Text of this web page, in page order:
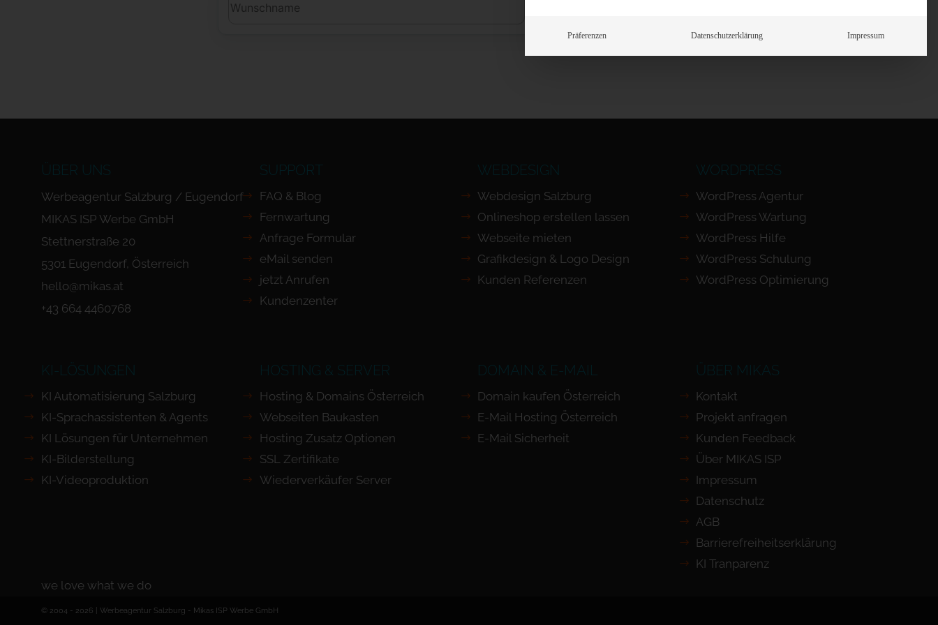
ÜBER UNS
Werbeagentur Salzburg / Eugendorf
MIKAS ISP Werbe GmbH
Stettnerstraße 20
5301 Eugendorf, Österreich
hello@mikas.at
+43 664 4460768
SUPPORT
FAQ & Blog
Fernwartung
Anfrage Formular
eMail senden
jetzt Anrufen
Kundenzenter
WEBDESIGN
Webdesign Salzburg
Onlineshop erstellen lassen
Webseite mieten
Grafikdesign & Logo Design
Kunden Referenzen
WORDPRESS
WordPress Agentur
WordPress Wartung
WordPress Hilfe
WordPress Schulung
WordPress Optimierung
KI-LÖSUNGEN
KI Automatisierung Salzburg
KI-Sprachassistenten & Agents
KI Lösungen für Unternehmen
KI-Bilderstellung
KI-Videoproduktion
HOSTING & SERVER
Hosting & Domains Österreich
Webseiten Baukasten
Hosting Zusatz Optionen
SSL Zertifikate
Wiederverkäufer Server
DOMAIN & E-MAIL
Domain kaufen Österreich
E-Mail Hosting Österreich
E-Mail Sicherheit
ÜBER MIKAS
Kontakt
Projekt anfragen
Kunden Feedback
Über MIKAS ISP
Impressum
Datenschutz
AGB
Barrierefreiheits­erklärung
KI Tranparenz
we love what we do
© 2004 - 2026 | Werbeagentur Salzburg - Mikas ISP Werbe GmbH
Präferenzen Datenschutzerklärung Impressum